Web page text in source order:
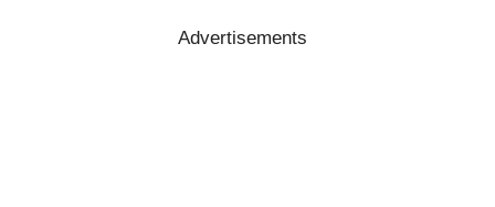
Advertisements